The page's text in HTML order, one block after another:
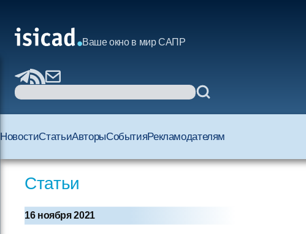
Ваше окно в мир САПР
НовостиСтатьиАвторыСобытияРекламодателям
Статьи
16 ноября 2021